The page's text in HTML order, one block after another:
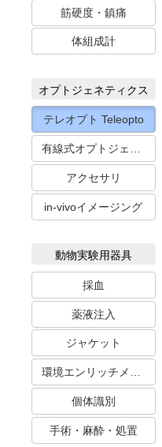
筋硬度・鎮痛
体組成計
オプトジェネティクス
テレオプト Teleopto
アクセサリ
in-vivoイメージング
動物実験用器具
採血
薬液注入
ジャケット
個体識別
手術・麻酔・処置